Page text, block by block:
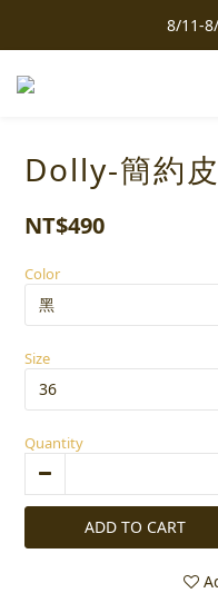
8/11-
Dolly-簡約
NT$490
Color
Size
Quantity
ADD TO CART